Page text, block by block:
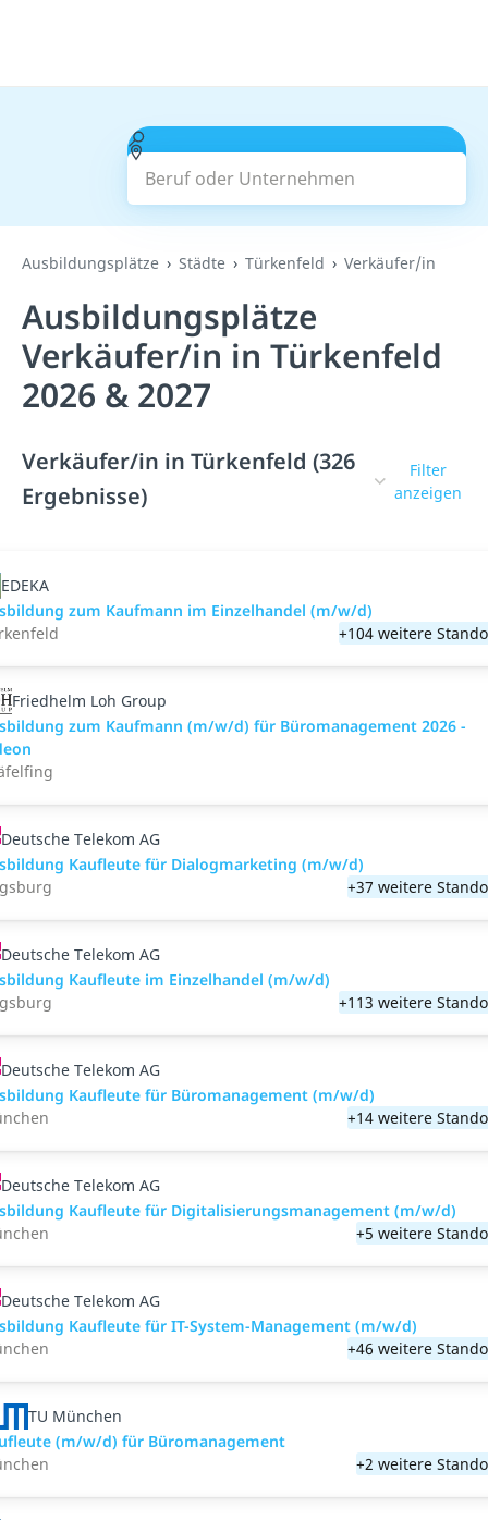
Beruf oder Unternehmen
Suchen
Ausbildungsplätze Städte Türkenfeld Verkäufer/in
Ausbildungsplätze
Verkäufer/in in Türkenfeld
2026 & 2027
Verkäufer/in in Türkenfeld (326
Ergebnisse)
Filter
anzeigen
EDEKA
zum Kaufmann im Einzelhandel (m/w/d)
+104 weitere
Friedhelm Loh Group
zum Kaufmann (m/w/d) für Büromanagement 2026 -
Deutsche Telekom AG
Kaufleute für Dialogmarketing (m/w/d)
+37 weitere
Deutsche Telekom AG
Kaufleute im Einzelhandel (m/w/d)
+113 weitere
Deutsche Telekom AG
Kaufleute für Büromanagement (m/w/d)
+14 weitere
Deutsche Telekom AG
Kaufleute für Digitalisierungsmanagement (m/w/d)
+5 weitere
Deutsche Telekom AG
Kaufleute für IT-System-Management (m/w/d)
+46 weitere
TU München
(m/w/d) für Büromanagement
+2 weitere